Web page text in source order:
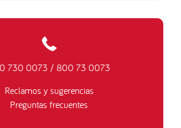
730 0073 / 800 73 0073
Reclamos y sugerencias
Preguntas frecuentes